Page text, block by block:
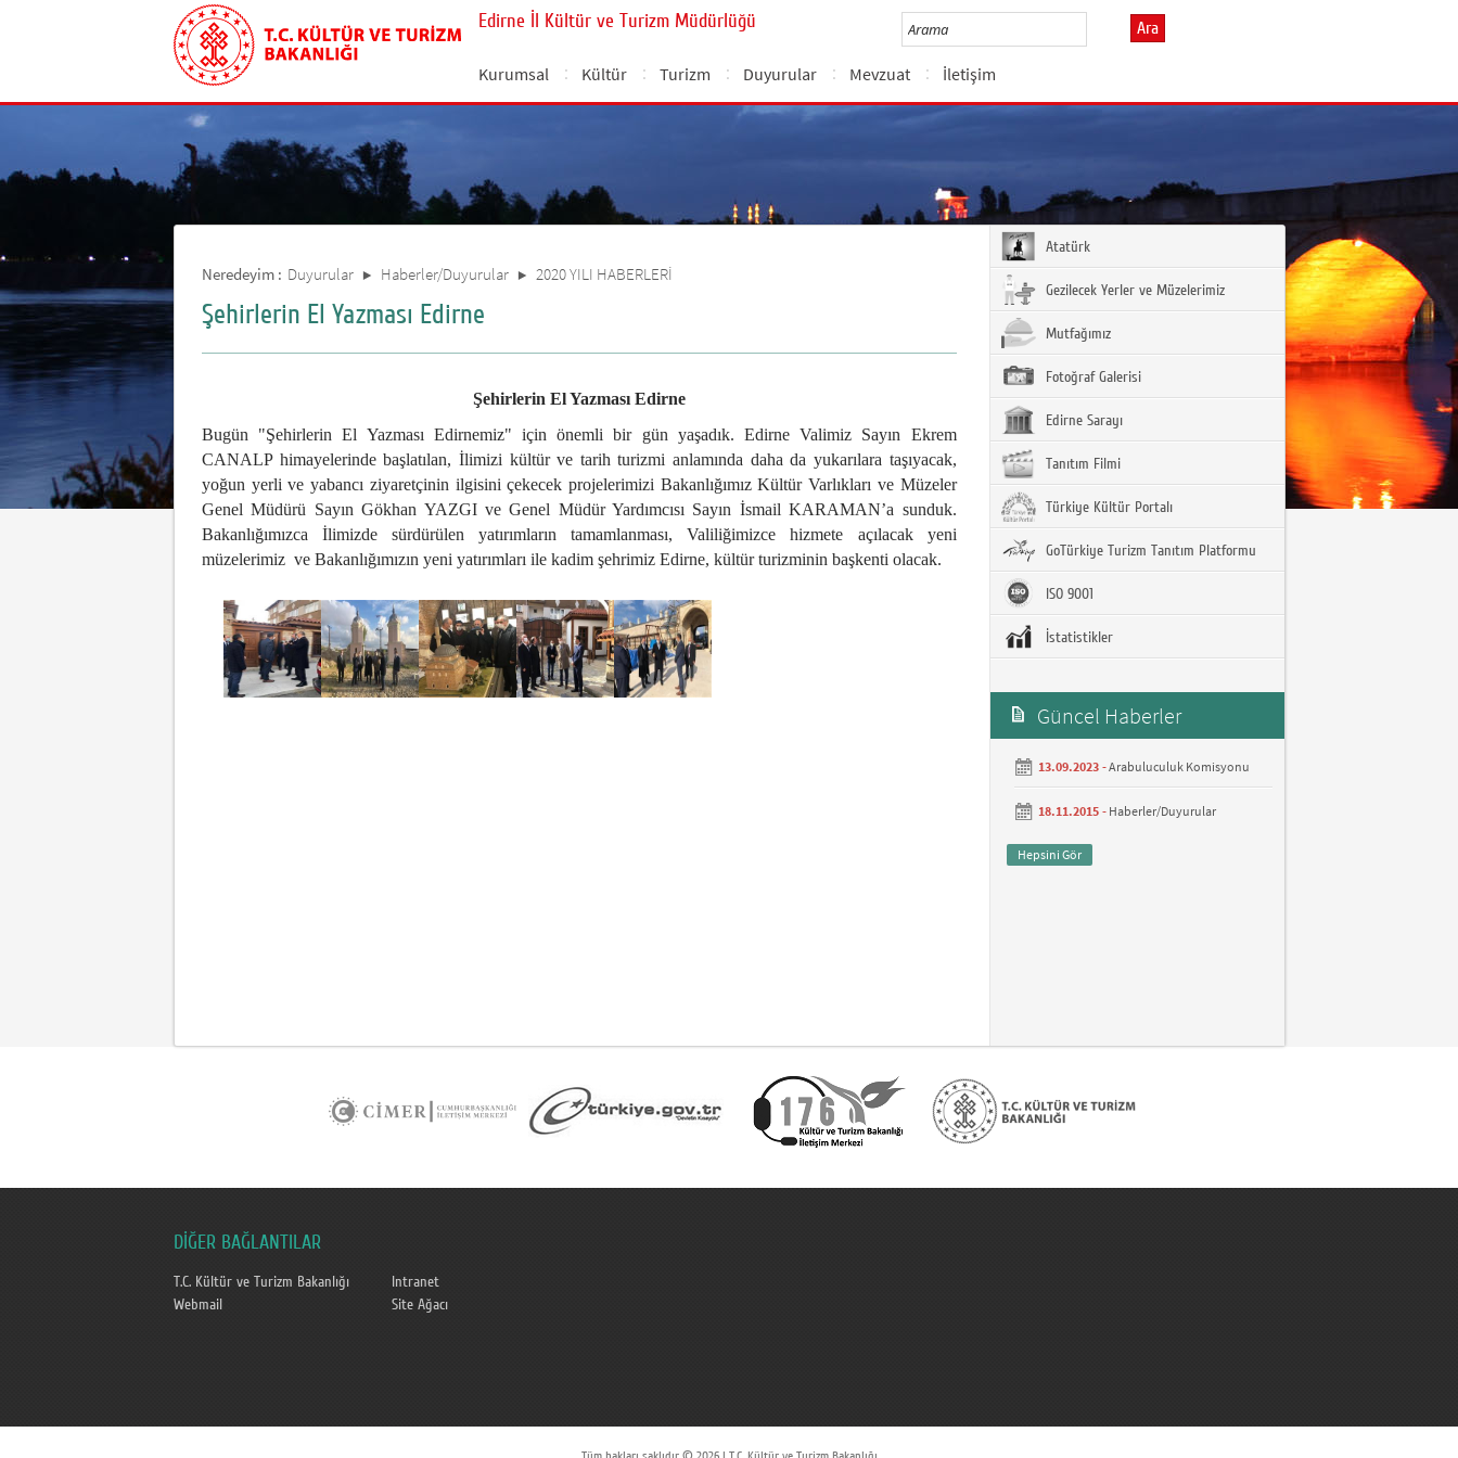
Edirne İl Kültür ve Turizm Müdürlüğü Ara
Kurumsal Kültür Turizm Duyurular Mevzuat İletişim
Neredeyim : Duyurular Haberler/Duyurular 2020 YILI HABERLERİ
Şehirlerin El Yazması Edirne
Şehirlerin El Yazması Edirne
Bugün "Şehirlerin El Yazması Edirnemiz" için önemli bir gün yaşadık. Edirne Valimiz Sayın Ekrem
CANALP himayelerinde başlatılan, İlimizi kültür ve tarih turizmi anlamında daha da yukarılara taşıyacak,
yoğun yerli ve yabancı ziyaretçinin ilgisini çekecek projelerimizi Bakanlığımız Kültür Varlıkları ve Müzeler
Genel Müdürü Sayın Gökhan YAZGI ve Genel Müdür Yardımcısı Sayın İsmail KARAMAN’a sunduk.
Bakanlığımızca İlimizde sürdürülen yatırımların tamamlanması, Valiliğimizce hizmete açılacak yeni
müzelerimiz ve Bakanlığımızın yeni yatırımları ile kadim şehrimiz Edirne, kültür turizminin başkenti olacak.
Atatürk
Gezilecek Yerler ve Müzelerimiz
Mutfağımız
Fotoğraf Galerisi
Edirne Sarayı
Tanıtım Filmi
Türkiye Kültür Portalı
GoTürkiye Turizm Tanıtım Platformu
ISO 9001
İstatistikler
Güncel Haberler
13.09.2023 -Arabuluculuk Komisyonu
18.11.2015 - Haberler/Duyurular
Hepsini Gör
DİĞER BAĞLANTILAR
T.C. Kültür ve Turizm Bakanlığı
Intranet
Webmail
Site Ağacı